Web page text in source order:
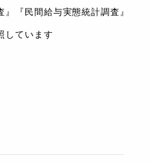
『民間給与実態統計調査』
しています